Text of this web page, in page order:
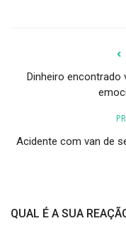
Dinheiro encontrado
Acidente com van de
QUAL É A SUA